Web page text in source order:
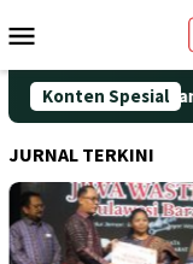
ke
Mobile
Konten Spesial
ke-25 dengan
JURNAL TERKINI